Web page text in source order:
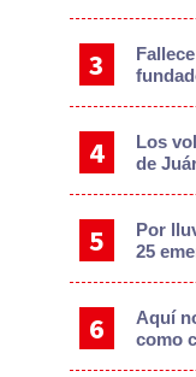
Los
de
Por
25
Aquí
como